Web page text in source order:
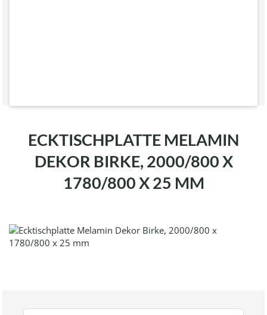
ECKTISCHPLATTE MELAMIN
DEKOR BIRKE, 2000/800 X
1780/800 X 25 MM